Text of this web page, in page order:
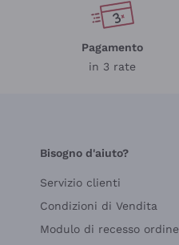
Pagamento
in 3 rate
Bisogno d'aiuto?
Servizio clienti
Condizioni di Vendita
Modulo di recesso ordine